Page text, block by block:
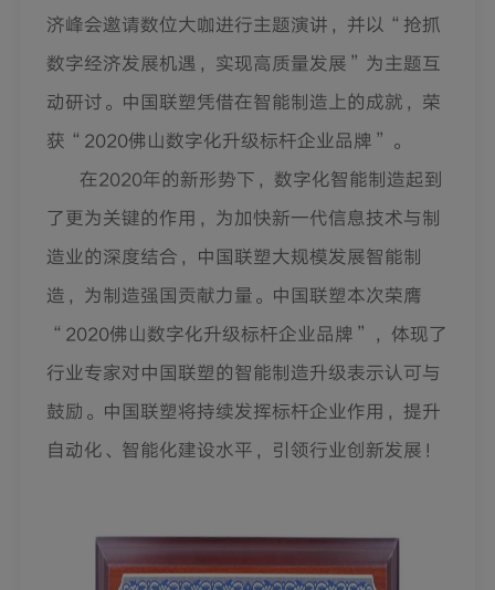
济峰会邀请数位大咖进行主题演讲，并以 “ 抢抓
数字经济发展机遇，实现高质量发展 ” 为主题互
动研讨。中国联塑凭借在智能制造上的成就，荣
获 “2020佛山数字化升级标杆企业品牌 ” 。
在2020年的新形势下，数字化智能制造起到
了更为关键的作用，为加快新一代信息技术与制
造业的深度结合，中国联塑大规模发展智能制
造，为制造强国贡献力量。中国联塑本次荣膺
“2020佛山数字化升级标杆企业品牌 ” ，体现了
行业专家对中国联塑的智能制造升级表示认可与
鼓励。中国联塑将持续发挥标杆企业作用，提升
自动化、智能化建设水平，引领行业创新发展！